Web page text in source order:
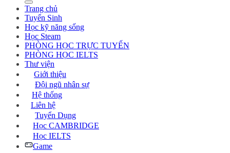
Trang chủ
Tuyển Sinh
Học kỹ năng sống
Học Steam
PHÒNG HỌC TRỰC TUYẾN
PHÒNG HỌC IELTS
Thư viện
Giới thiệu
Đội ngũ nhân sự
Hệ thống
Liên hệ
Tuyển Dụng
Học CAMBRIDGE
Học IELTS
Game